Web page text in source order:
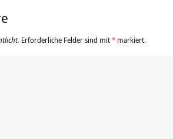
Erforderliche Felder sind mit* markiert.